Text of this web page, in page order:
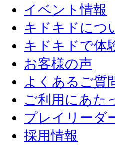
イベント情報
キドキドにつ
キドキドで体
お客様の声
よくあるご質
ご利用にあた
プレイリーダ
採用情報